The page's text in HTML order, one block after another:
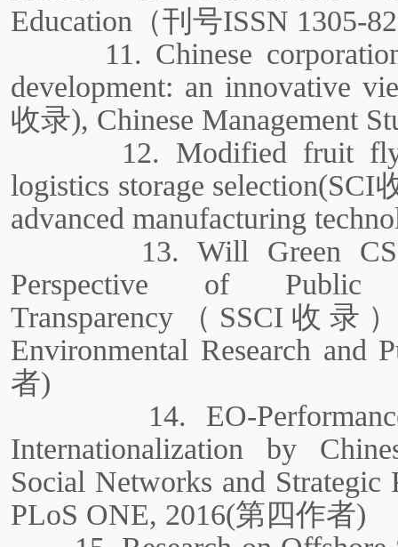
Education（刊号ISSN 1305-
11. Chinese
development: an innovative
收录), Chinese Management
12. Modified fruit
logistics storage selection(SCI
advanced manufacturing
13. Will Green
Perspective of
Transparency（SSCI收录
Environmental Research and
者)
14. EO-
Internationalization by
Social Networks and
PLoS ONE, 2016(第四作者)